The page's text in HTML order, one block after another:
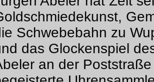
Schwebebahn zu
das Glockenspiel
an der